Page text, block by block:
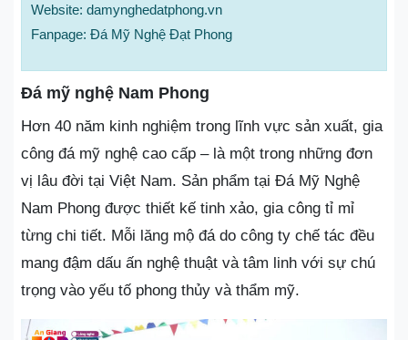
Website: damynghedatphong.vn
Fanpage: Đá Mỹ Nghệ Đạt Phong
Đá mỹ nghệ Nam Phong
Hơn 40 năm kinh nghiệm trong lĩnh vực sản xuất, gia
công đá mỹ nghệ cao cấp – là một trong những đơn
vị lâu đời tại Việt Nam. Sản phẩm tại Đá Mỹ Nghệ
Nam Phong được thiết kế tinh xảo, gia công tỉ mỉ
từng chi tiết. Mỗi lăng mộ đá do công ty chế tác đều
mang đậm dấu ấn nghệ thuật và tâm linh với sự chú
trọng vào yếu tố phong thủy và thẩm mỹ.